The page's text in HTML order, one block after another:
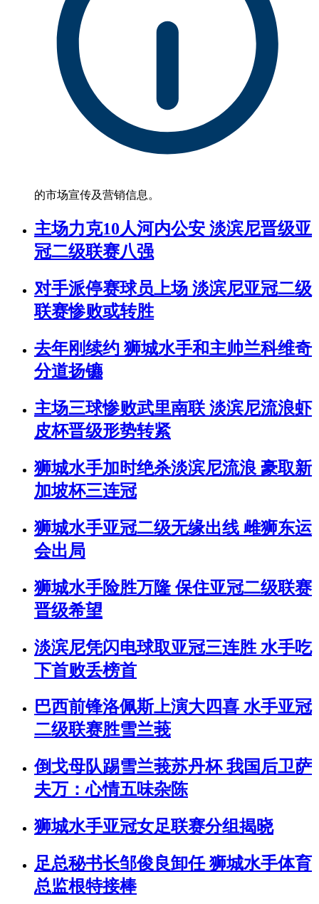
的市场宣传及营销信息。
主场力克10人河内公安 淡滨尼晋级亚
冠二级联赛八强
对手派停赛球员上场 淡滨尼亚冠二级
联赛惨败或转胜
去年刚续约 狮城水手和主帅兰科维奇
分道扬镳
主场三球惨败武里南联 淡滨尼流浪虾
皮杯晋级形势转紧
狮城水手加时绝杀淡滨尼流浪 豪取新
加坡杯三连冠
狮城水手亚冠二级无缘出线 雌狮东运
会出局
狮城水手险胜万隆 保住亚冠二级联赛
晋级希望
淡滨尼凭闪电球取亚冠三连胜 水手吃
下首败丢榜首
巴西前锋洛佩斯上演大四喜 水手亚冠
二级联赛胜雪兰莪
倒戈母队踢雪兰莪苏丹杯 我国后卫萨
夫万：心情五味杂陈
狮城水手亚冠女足联赛分组揭晓
足总秘书长邹俊良卸任 狮城水手体育
总监根特接棒